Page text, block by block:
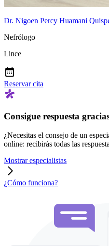
Dr. Nigoen Percy Huamani
Nefrólogo
Lince
Reservar cita
Consigue respuesta
¿Necesitas el consejo de un
online: recibirás todas las
Mostrar especialistas
¿Cómo funciona?